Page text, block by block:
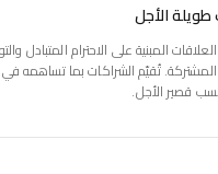
طويلة الأجل
المبنية على الاحترام المتبادل
تُقيّم الشراكات بما تساهمه
قصير الأجل.